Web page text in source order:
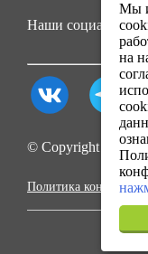
Наши социальные
© Copyright 2025.
Политика
Мы
на